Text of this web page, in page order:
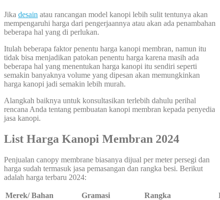
Jika desain atau rancangan model kanopi lebih sulit tentunya akan
mempengaruhi harga dari pengerjaannya atau akan ada penambahan
beberapa hal yang di perlukan.
Itulah beberapa faktor penentu harga kanopi membran, namun itu
tidak bisa menjadikan patokan penentu harga karena masih ada
beberapa hal yang menentukan harga kanopi itu sendiri seperti
semakin banyaknya volume yang dipesan akan memungkinkan
harga kanopi jadi semakin lebih murah.
Alangkah baiknya untuk konsultasikan terlebih dahulu perihal
rencana Anda tentang pembuatan kanopi membran kepada penyedia
jasa kanopi.
List Harga Kanopi Membran 2024
Penjualan canopy membrane biasanya dijual per meter persegi dan
harga sudah termasuk jasa pemasangan dan rangka besi. Berikut
adalah harga terbaru 2024:
Merek/ Bahan Gramasi Rangka